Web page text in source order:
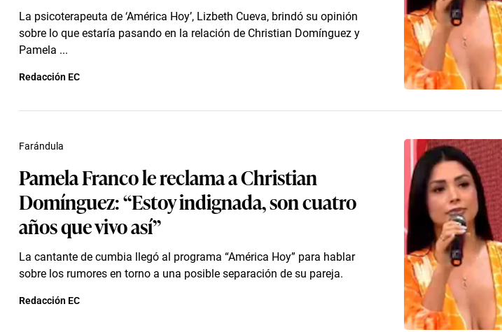
La psicoterapeuta de ‘América Hoy’, Lizbeth Cueva, brindó su opinión
sobre lo que estaría pasando en la relación de Christian Domínguez y
Pamela ...
Redacción EC
Pamela Franco le reclama a Christian
Domínguez: “Estoy indignada, son cuatro
años que vivo así”
La cantante de cumbia llegó al programa “América Hoy” para hablar
sobre los rumores en torno a una posible separación de su pareja.
Farándula
Redacción EC